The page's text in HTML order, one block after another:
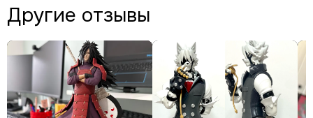
Другие отзывы